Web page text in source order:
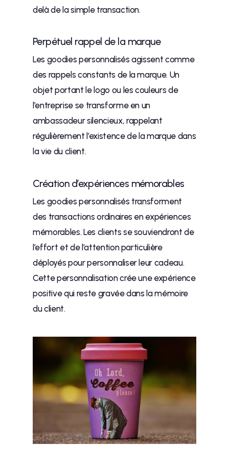
delà de la simple transaction.
Perpétuel rappel de la marque
Les goodies personnalisés agissent comme
des rappels constants de la marque. Un
objet portant le logo ou les couleurs de
l’entreprise se transforme en un
ambassadeur silencieux, rappelant
régulièrement l’existence de la marque dans
la vie du client.
Création d’expériences mémorables
Les goodies personnalisés transforment
des transactions ordinaires en expériences
mémorables. Les clients se souviendront de
l’effort et de l’attention particulière
déployés pour personnaliser leur cadeau.
Cette personnalisation crée une expérience
positive qui reste gravée dans la mémoire
du client.